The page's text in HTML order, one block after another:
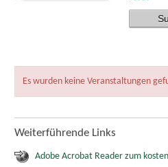
Es wurden keine Veranstaltungen
Weiterführende Links
Adobe Acrobat Reader zum